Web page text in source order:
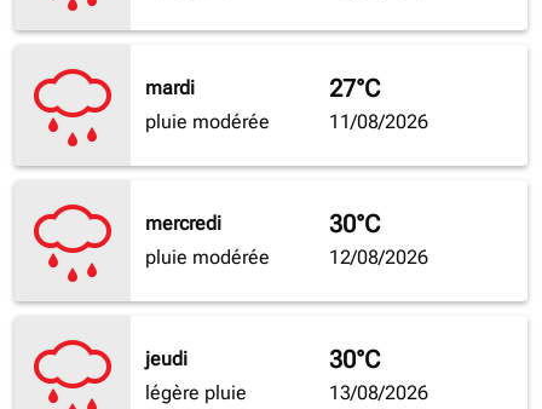
mardi
pluie modérée
27°C
11/08/2026
mercredi
pluie modérée
30°C
12/08/2026
jeudi
légère pluie
30°C
13/08/2026